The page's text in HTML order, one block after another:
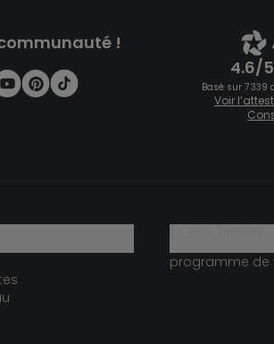
!
4.6/5
Basé sur 7
Voir
programme de